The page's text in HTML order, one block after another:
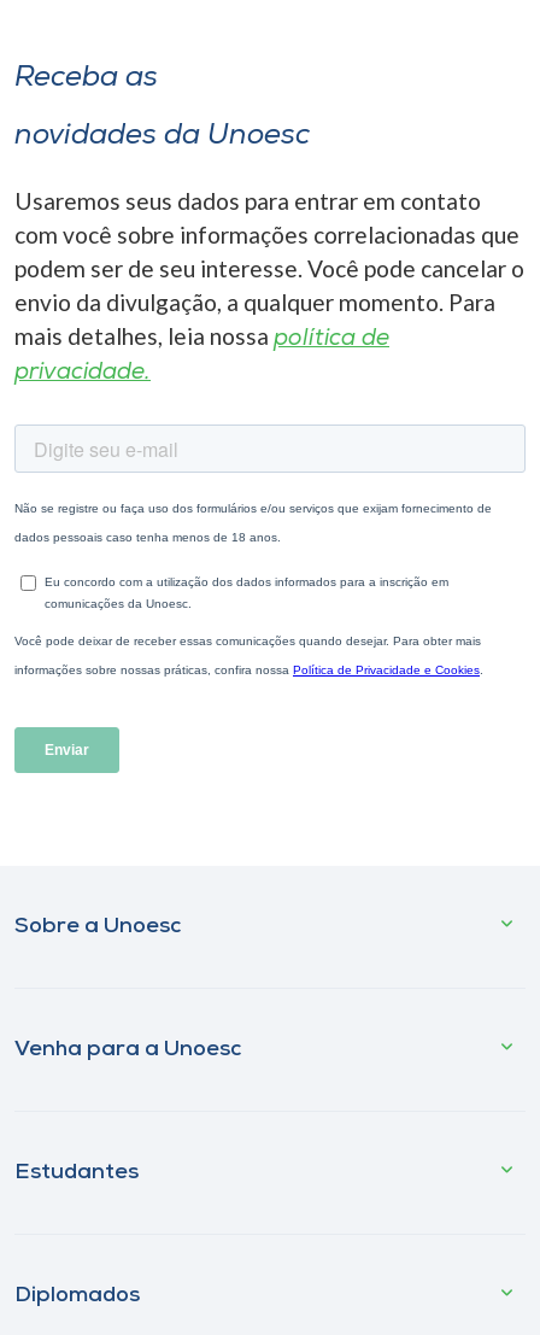
Receba as
novidades da Unoesc
Usaremos seus dados para entrar em contato
com você sobre informações correlacionadas que
podem ser de seu interesse. Você pode cancelar o
envio da divulgação, a qualquer momento. Para
mais detalhes, leia nossa política de
privacidade.
Sobre a Unoesc
Venha para a Unoesc
Estudantes
Diplomados